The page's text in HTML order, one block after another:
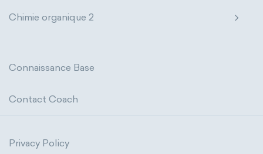
Chimie organique 2
Connaissance Base
Contact Coach
Privacy Policy